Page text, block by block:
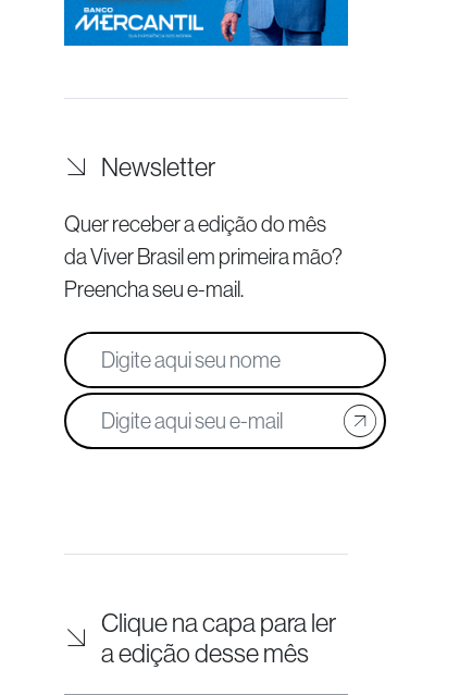
Newsletter
Quer receber a edição do mês
da Viver Brasilem primeira mão?
Preencha seu e-mail.
Clique na capa para ler
a edição desse mês